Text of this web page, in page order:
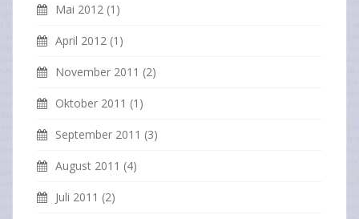
Mai 2012 (1)
April 2012 (1)
November 2011 (2)
Oktober 2011 (1)
September 2011 (3)
August 2011 (4)
Juli 2011 (2)